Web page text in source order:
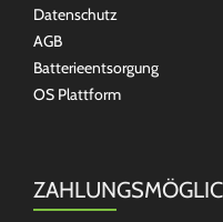
Datenschutz
AGB
Batterieentsorgung
OS Plattform